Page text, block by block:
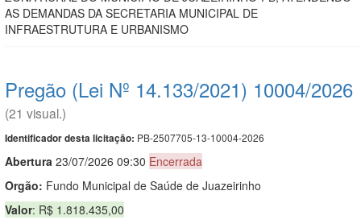
AS DEMANDAS DA SECRETARIA MUNICIPAL DE
INFRAESTRUTURA E URBANISMO
Pregão (Lei Nº 14.133/2021) 10004/2026
(21 visual.)
Identificador desta licitação: PB-2507705-13-10004-2026
Abertura 23/07/2026 09:30 Encerrada
Orgão: Fundo Municipal de Saúde de Juazeirinho
Valor: R$ 1.818.435,00